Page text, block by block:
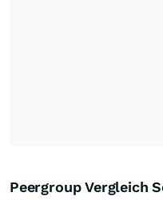
Peergroup Vergleich